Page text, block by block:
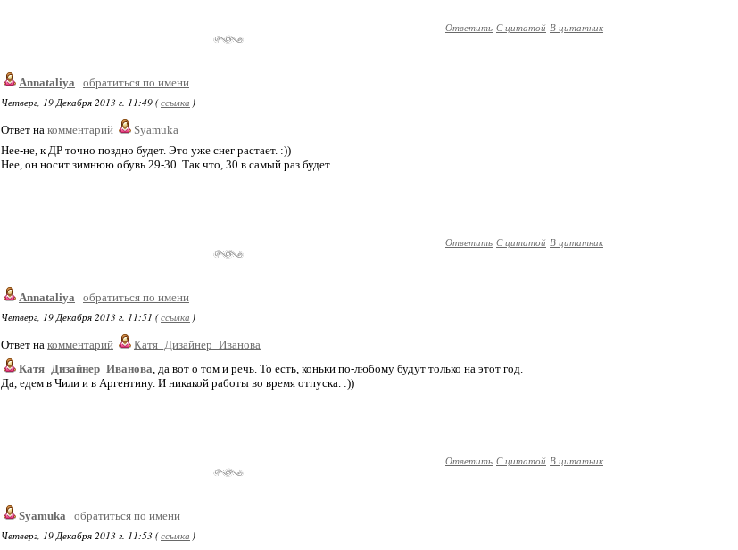
Ответить С цитатой В цитатник
Annataliya
обратиться по имени
Четверг, 19 Декабря 2013 г. 11:49 (ссылка )
Ответ на комментарий
Syamuka
Нее-не, к ДР точно поздно будет. Это уже снег растает. :))
Нее, он носит зимнюю обувь 29-30. Так что, 30 в самый раз будет.
Ответить С цитатой В цитатник
Annataliya
обратиться по имени
Четверг, 19 Декабря 2013 г. 11:51 (ссылка )
Ответ на комментарий
Катя_Дизайнер_Иванова
Катя_Дизайнер_Иванова, да вот о том и речь. То есть, коньки по-любому будут только на этот год.
Да, едем в Чили и в Аргентину. И никакой работы во время отпуска. :))
Ответить С цитатой В цитатник
Syamuka
обратиться по имени
Четверг, 19 Декабря 2013 г. 11:53 (ссылка )